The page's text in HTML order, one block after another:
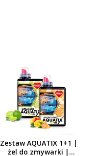
Zestaw AQUATIX 1+1 |
żel do zmywarki |